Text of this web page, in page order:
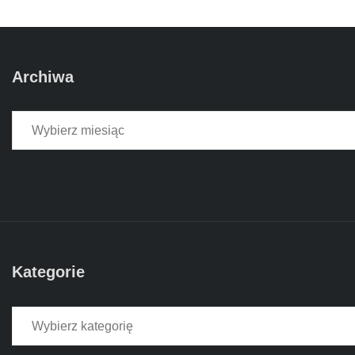
Archiwa
Kategorie
Kategorie